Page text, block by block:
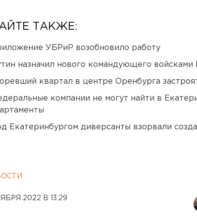
ТАКЖЕ:
УБРиР возобновило работу
назначил нового командующего
квартал в центре Оренбурга
компании не могут найти в
Екатеринбургом диверсанты взорвали
2022 В 13:29